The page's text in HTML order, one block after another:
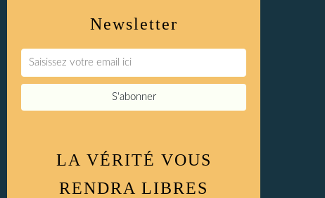
Newsletter
LA VÉRITÉ VOUS
RENDRA LIBRES